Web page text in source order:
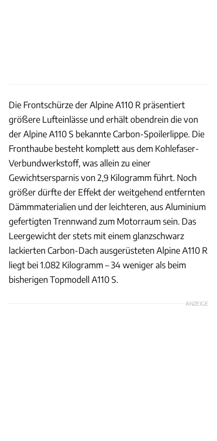
Die Frontschürze der Alpine A110 R präsentiert
größere Lufteinlässe und erhält obendrein die von
der Alpine A110 S bekannte Carbon-Spoilerlippe. Die
Fronthaube besteht komplett aus dem Kohlefaser-
Verbundwerkstoff, was allein zu einer
Gewichtsersparnis von 2,9 Kilogramm führt. Noch
größer dürfte der Effekt der weitgehend entfernten
Dämmmaterialien und der leichteren, aus Aluminium
gefertigten Trennwand zum Motorraum sein. Das
Leergewicht der stets mit einem glanzschwarz
lackierten Carbon-Dach ausgerüsteten Alpine A110 R
liegt bei 1.082 Kilogramm – 34 weniger als beim
bisherigen Topmodell A110 S.
ANZEIGE